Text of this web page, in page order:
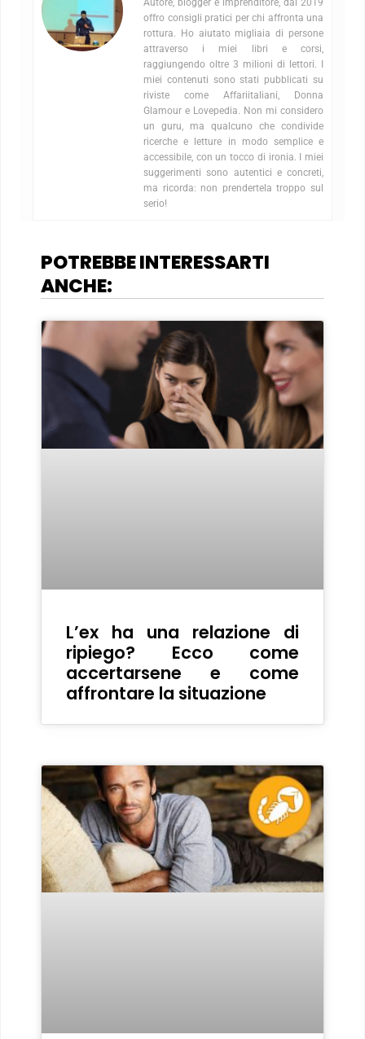
Autore, blogger e imprenditore, dal 2019
offro consigli pratici per chi affronta una
rottura. Ho aiutato migliaia di persone
attraverso i miei libri e corsi,
raggiungendo oltre 3 milioni di lettori. I
miei contenuti sono stati pubblicati su
riviste come Affariitaliani, Donna
Glamour e Lovepedia. Non mi considero
un guru, ma qualcuno che condivide
ricerche e letture in modo semplice e
accessibile, con un tocco di ironia. I miei
suggerimenti sono autentici e concreti,
ma ricorda: non prendertela troppo sul
serio!
POTREBBE INTERESSARTI
ANCHE:
L’ex ha una relazione di
ripiego? Ecco come
accertarsene e come
affrontare la situazione